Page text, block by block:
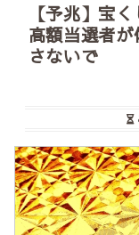
【予兆】宝
高額当選者
さないで